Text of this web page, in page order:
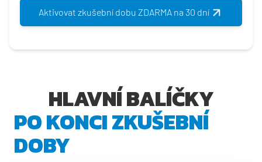
Aktivovat zkušební dobu ZDARMA na 30 dní
HLAVNÍ BALÍČKY
PO KONCI ZKUŠEBNÍ
DOBY